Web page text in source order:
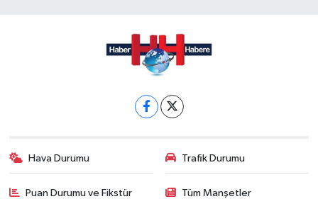
Hava Durumu Trafik Durumu
Puan Durumu ve Fikstür Tüm Manşetler